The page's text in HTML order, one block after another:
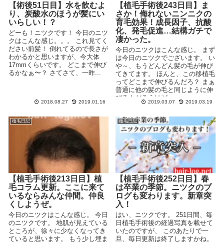
【術後51日目】水を飲むよ
り、炭酸水のほうが髪にい
いらしい！？
どーも！ニツクです！ 今日のニツ
クはこんな感じ。。。 これ見てく
ださい前髪！ 倒れてるので長さが
わかるかと思いますが、今大体
17mmくらいです。 どこまで伸び
るかなぁ〜？ さてさて、一昨...
2018.08.27 2019.01.16
【植毛手術後243日目】ま
さか！侮れないニンニクの
育毛効果！成長因子、抗酸
化、発毛促進…結構ガチで
凄かった。
今日のニツクはこんな感じ。 まず
は今日のニツクでございます。 い
や～、もうどんどん髪の毛が伸び
てきてます。 ほんと、この移植毛
ってどこまで伸びるんだろ？ まぁ
普通に他の髪の毛と同じように伸
びるんだろうけど...
2019.03.07 2019.03.19
植毛日記
【植毛手術後213日目】植
毛コラム更新。ここに来て
いるならみんな仲間。仲良
くしようぜ。
今日のニツクはこんな感じ。 今日
のニツクです。 地肌が見えている
ところが、徐々に少なくなってき
ていると思います。 もう少し埋ま
植毛日記
【植毛手術後252日目】春
は卒業の季節。ニツクのブ
ログも変わります。新章突
入！
はい、ニツクです。 251日間、毎
日植毛手術後の経過写真を載せて
いたのですが、 このあたりで一
旦、毎日更新は終了しますかね。